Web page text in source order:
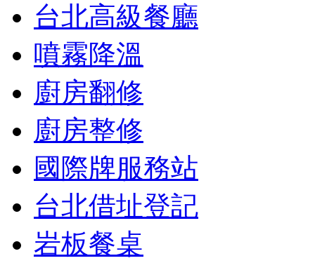
台北高級餐廳
噴霧降溫
廚房翻修
廚房整修
國際牌服務站
台北借址登記
岩板餐桌